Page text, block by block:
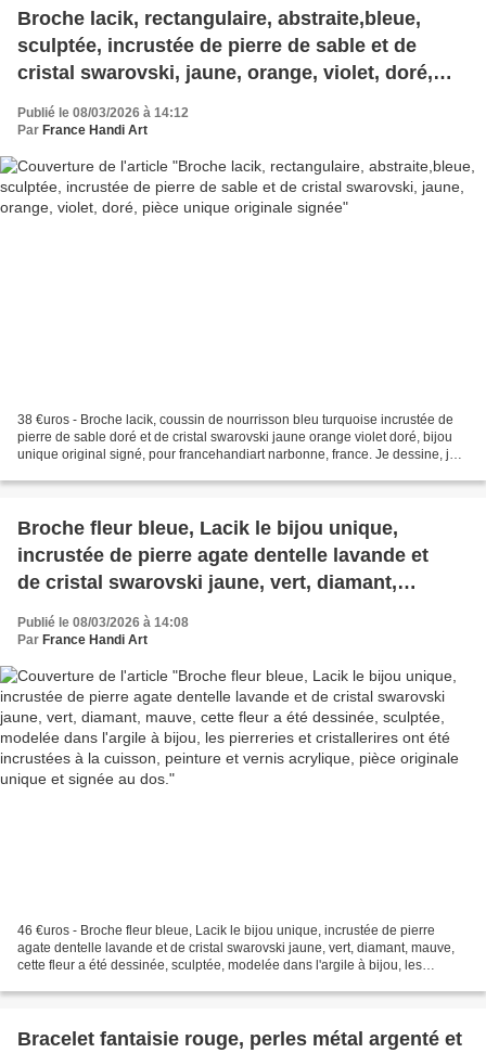
Broche lacik, rectangulaire, abstraite,bleue,
sculptée, incrustée de pierre de sable et de
cristal swarovski, jaune, orange, violet, doré,
Publié le 08/03/2026 à 14:12
Par France Handi Art
38 €uros - Broche lacik, coussin de nourrisson bleu turquoise incrustée de
pierre de sable doré et de cristal swarovski jaune orange violet doré, bijou
unique original signé, pour francehandiart narbonne, france. Je dessine, je
Broche fleur bleue, Lacik le bijou unique,
incrustée de pierre agate dentelle lavande et
de cristal swarovski jaune, vert, diamant,
mauve, cette fleur a été dessinée, sculptée,
modelée dans l'argile à bijou, les pierreries et
peinture et vernis acrylique, pièce originale
unique et signée au dos.
Publié le 08/03/2026 à 14:08
Par France Handi Art
46 €uros - Broche fleur bleue, Lacik le bijou unique, incrustée de pierre
agate dentelle lavande et de cristal swarovski jaune, vert, diamant, mauve,
cette fleur a été dessinée, sculptée, modelée dans l'argile à bijou, les
Bracelet fantaisie rouge, perles métal argenté et